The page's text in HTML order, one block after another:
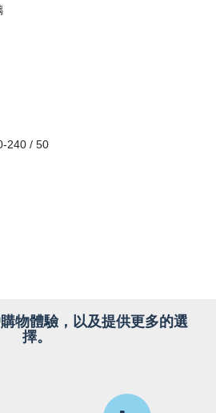
240 / 50
物體驗，以及提供更多的選
擇。